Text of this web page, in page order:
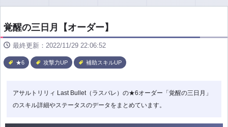
覚醒の三日月【オーダー】
最終更新：2022/11/29 22:06:52
★6 攻撃力UP 補助スキルUP
アサルトリリィ Last Bullet（ラスバレ）の★6オーダー「覚醒の三日月」
のスキル詳細やステータスのデータをまとめています。